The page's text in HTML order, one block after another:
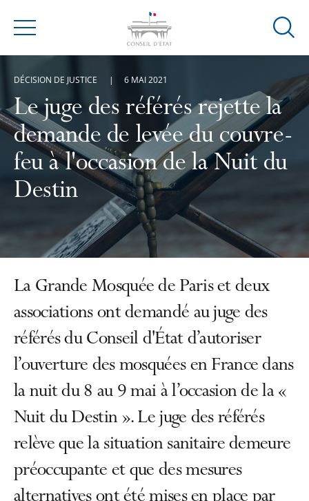
Menu
Ouvrir
de
Le juge des référés rejette la
demande de levée du couvre-
feu à l'occasion de la Nuit du
Destin
DÉCISION DE JUSTICE 6 MAI 2021
La Grande Mosquée de Paris et deux
associations ont demandé au juge des
référés du Conseil d'État d’autoriser
l’ouverture des mosquées en France dans
la nuit du 8 au 9 mai à l’occasion de la «
Nuit du Destin ». Le juge des référés
relève que la situation sanitaire demeure
préoccupante et que des mesures